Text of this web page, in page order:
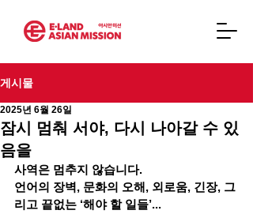
게시물
잠시 멈춰 서야, 다시 나아갈 수 있
음을
2025년 6월 26일
사역은 멈추지 않습니다.
언어의 장벽, 문화의 오해, 외로움, 긴장, 그
리고 끝없는 ‘해야 할 일들’...